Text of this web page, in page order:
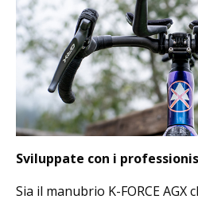
Sviluppate con i
Sia il manubrio K-FORCE AGX